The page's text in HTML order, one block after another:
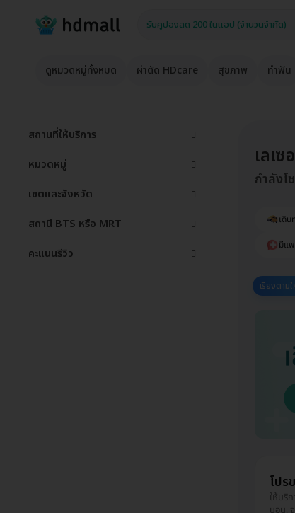
ดูหมวดหมู่ทั้งหมด ผ่าตัด HDcare สุขภาพ ทำฟัน
สถานที่ให้บริการ
หมวดหมู่
เขตและจังหวัด
สถานี BTS หรือ MRT
คะแนนรีวิว
เลเ
กำลังโ
เดิน
มีแ
เรียงตาม
โปร
ให้บริ
บอน,